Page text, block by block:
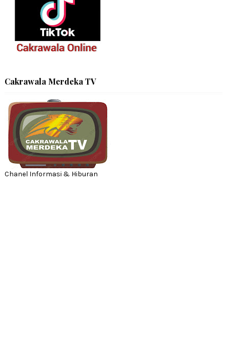
Cakrawala Merdeka TV
Chanel Informasi & Hiburan